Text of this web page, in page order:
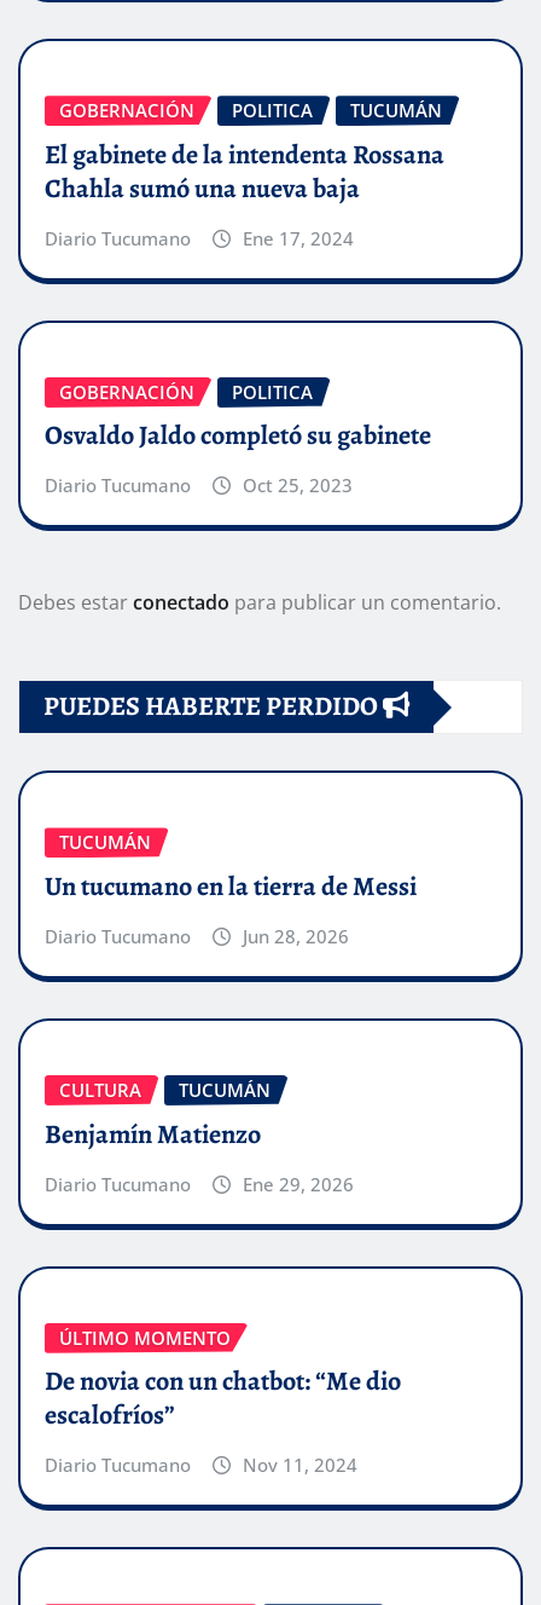
GOBERNACIÓN POLITICA TUCUMÁN
El gabinete de la intendenta Rossana
Chahla sumó una nueva baja
Diario Tucumano Ene 17, 2024
GOBERNACIÓN POLITICA
Osvaldo Jaldo completó su gabinete
Diario Tucumano Oct 25, 2023
Debes estarconectado para publicar un comentario.
PUEDES HABERTE PERDIDO
TUCUMÁN
Un tucumano en la tierra de Messi
Diario Tucumano Jun 28, 2026
CULTURA TUCUMÁN
Benjamín Matienzo
Diario Tucumano Ene 29, 2026
ÚLTIMO MOMENTO
De novia con un chatbot: “Me dio
escalofríos”
Diario Tucumano Nov 11, 2024